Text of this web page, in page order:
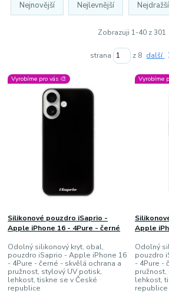
Nejnovější Nejlevnější Nejdražší
Zobrazuji 1-40 z 301
strana z 8 další
Vyrobíme pro vás 🎨
Silikonové pouzdro iSaprio -
Apple iPhone 16 - 4Pure - černé
Odolný silikonový kryt, obal,
pouzdro iSaprio - Apple iPhone 16
- 4Pure - černé - skvělá ochrana a
pružnost, stylový UV potisk,
lehkost, tiskne se v České
republice
Vyrobíme
Apple
Odolný
pouzdro
- 4Pure -
pružnost,
lehkost,
republice